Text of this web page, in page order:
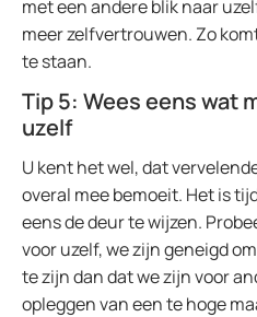
met een andere blik naar
meer zelfvertrouwen. Zo
te staan.
Tip 5: Wees eens wat
uzelf
U kent het wel, dat
overal mee bemoeit. Het is
eens de deur te wijzen.
voor uzelf, we zijn geneigd
te zijn dan dat we zijn voor
opleggen van een te hoge